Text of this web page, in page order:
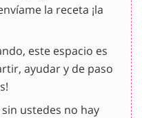
la receta ¡la
este espacio es
ayudar y de paso
ustedes no hay